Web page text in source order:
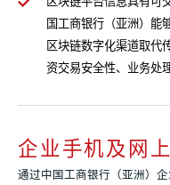
国工商银行（亚洲）能
区块链数字化渠道取代
资交易安全性、业务处
企业手机及网
通过中国工商银行（亚洲）